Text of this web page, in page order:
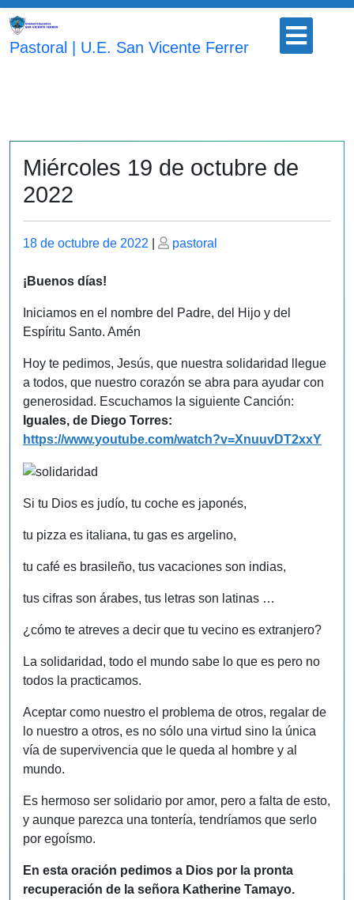
Saltar
contenido
Pastoral | U.E. San Vicente Ferrer
Botón
abrir
Miércoles 19 de octubre de
2022
Publicado
18 de octubre de 2022
Publicado
pastoral
¡Buenos días!
Iniciamos en el nombre del Padre, del Hijo y del
Espíritu Santo. Amén
Hoy te pedimos, Jesús, que nuestra solidaridad llegue
a todos, que nuestro corazón se abra para ayudar con
generosidad. Escuchamos la siguiente Canción:
Iguales, de Diego Torres:
https://www.youtube.com/watch?v=XnuuvDT2xxY
Si tu Dios es judío, tu coche es japonés,
tu pizza es italiana, tu gas es argelino,
tu café es brasileño, tus vacaciones son indias,
tus cifras son árabes, tus letras son latinas …
¿cómo te atreves a decir que tu vecino es extranjero?
La solidaridad, todo el mundo sabe lo que es pero no
todos la practicamos.
Aceptar como nuestro el problema de otros, regalar de
lo nuestro a otros, es no sólo una virtud sino la única
vía de supervivencia que le queda al hombre y al
mundo.
Es hermoso ser solidario por amor, pero a falta de esto,
y aunque parezca una tontería, tendríamos que serlo
por egoísmo.
En esta oración pedimos a Dios por la pronta
recuperación de la señora Katherine Tamayo.